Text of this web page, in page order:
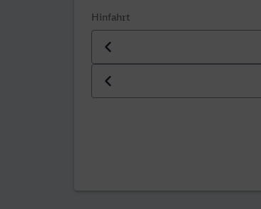
Hinfahrt
Datum der Hinfahrt
Uhrzeit der Hinfahrt